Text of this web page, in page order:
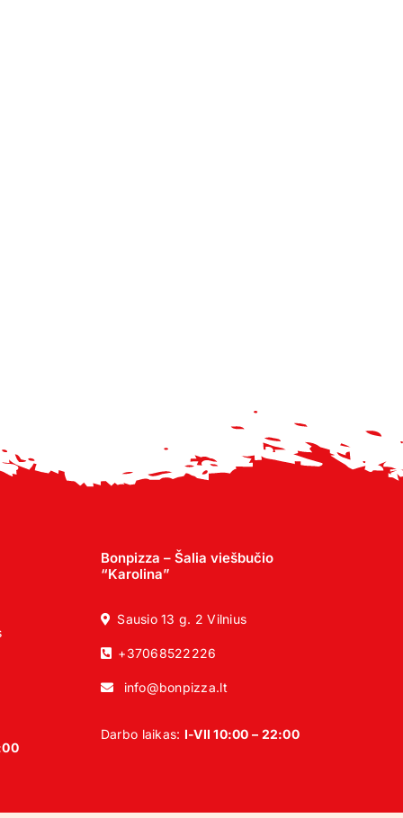
Bonpizza – Šalia viešbučio
“Karolina”
Sausio 13 g. 2 Vilnius
+37068522226
info@bonpizza.lt
Darbo laikas: I-VII 10:00 – 22:00